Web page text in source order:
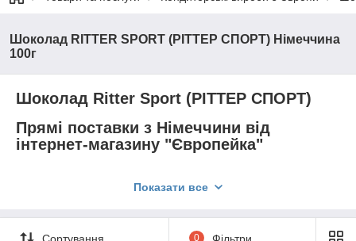
Шоколад RITTER SPORT (РІТТЕР СПОРТ) Німеччина
100г
Шоколад Ritter Sport (РІТТЕР СПОРТ)
Прямі поставки з Німеччини від
інтернет-магазину "Європейка"
Показати все
Сортування 0 Фільтри